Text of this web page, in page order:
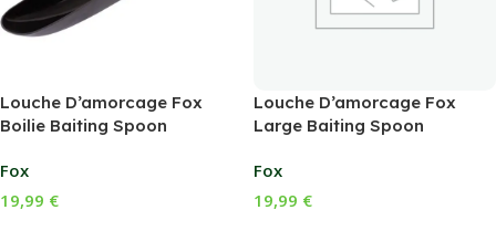
Louche D’amorcage Fox
Boilie Baiting Spoon
Fox
19,99 €
Louche D’amorcage Fox
Large Baiting Spoon
Fox
19,99 €